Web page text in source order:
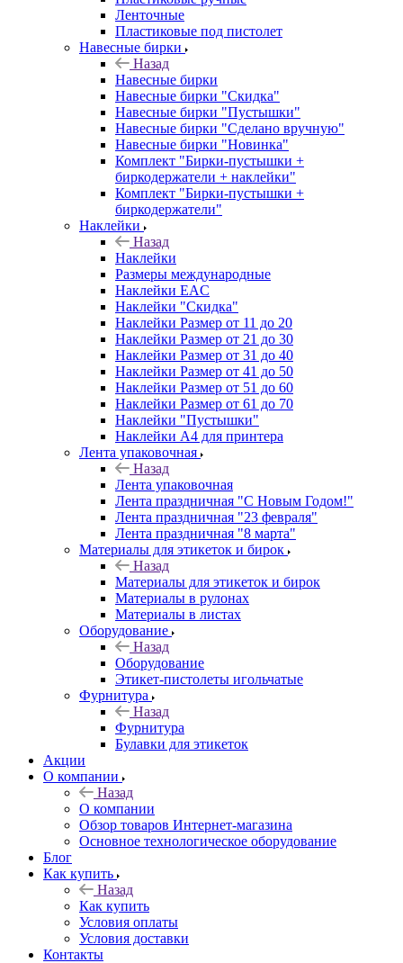
Ленточные
Пластиковые под пистолет
Навесные бирки
Назад
Навесные бирки
Навесные бирки "Скидка"
Навесные бирки "Пустышки"
Навесные бирки "Сделано вручную"
Навесные бирки "Новинка"
Комплект "Бирки-пустышки +
биркодержатели + наклейки"
Комплект "Бирки-пустышки +
биркодержатели"
Наклейки
Назад
Наклейки
Размеры международные
Наклейки EAC
Наклейки "Скидка"
Наклейки Размер от 11 до 20
Наклейки Размер от 21 до 30
Наклейки Размер от 31 до 40
Наклейки Размер от 41 до 50
Наклейки Размер от 51 до 60
Наклейки Размер от 61 до 70
Наклейки "Пустышки"
Наклейки А4 для принтера
Лента упаковочная
Назад
Лента упаковочная
Лента праздничная "С Новым Годом!"
Лента праздничная "23 февраля"
Лента праздничная "8 марта"
Материалы для этикеток и бирок
Назад
Материалы для этикеток и бирок
Материалы в рулонах
Материалы в листах
Оборудование
Назад
Оборудование
Этикет-пистолеты игольчатые
Фурнитура
Назад
Фурнитура
Булавки для этикеток
Акции
О компании
Назад
О компании
Обзор товаров Интернет-магазина
Основное технологическое оборудование
Блог
Как купить
Назад
Как купить
Условия оплаты
Условия доставки
Контакты